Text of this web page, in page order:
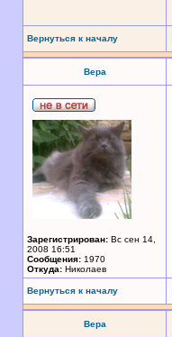
Вернуться к началу
Вера
Зарегистрирован: Вс сен 14,
2008 16:51
Сообщения: 1970
Откуда: Николаев
Вернуться к началу
Вера